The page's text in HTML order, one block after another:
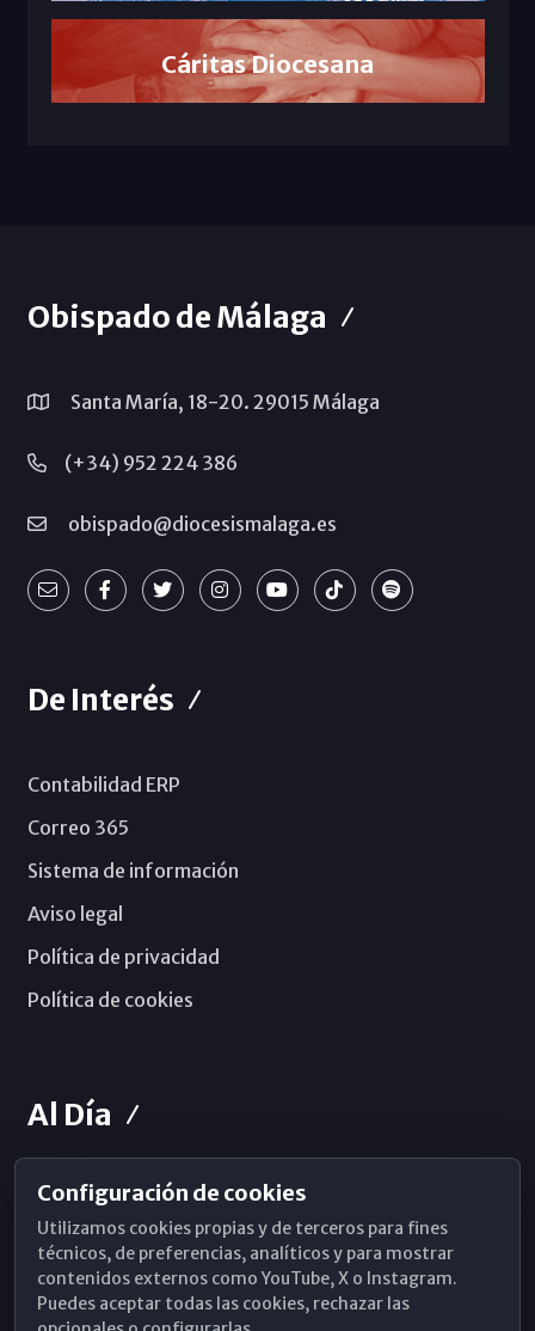
Cáritas Diocesana
Obispado de Málaga
Santa María, 18-20. 29015 Málaga
(+34) 952 224 386
obispado@diocesismalaga.es
De Interés
Contabilidad ERP
Correo 365
Sistema de información
Aviso legal
Política de privacidad
Política de cookies
Al Día
Horarios de Misa
Hemeroteca
WhatsApp
Configuración de cookies
Utilizamos cookies propias y de terceros para fines
técnicos, de preferencias, analíticos y para mostrar
contenidos externos como YouTube, X o Instagram.
Puedes aceptar todas las cookies, rechazar las